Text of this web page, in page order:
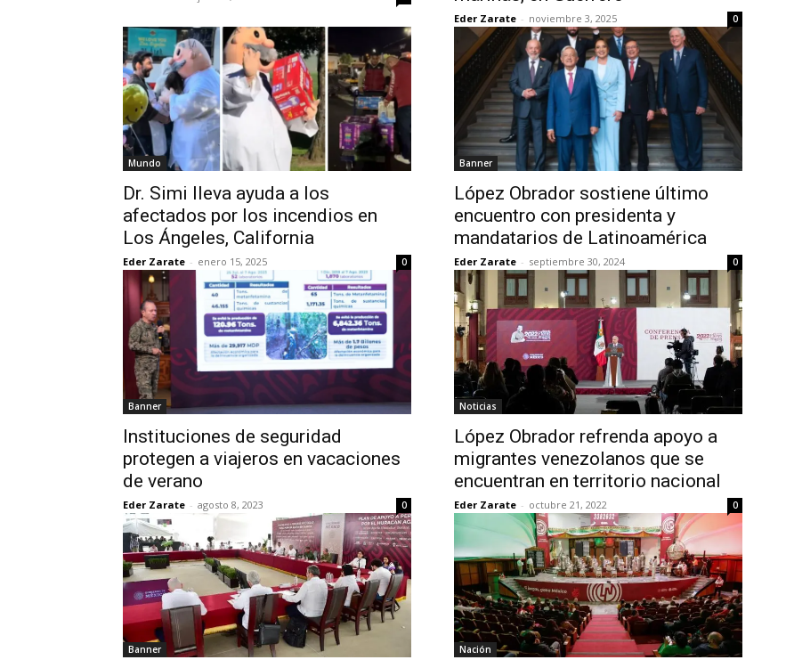
Eder Zarate - noviembre 3, 2025 0
Mundo
Dr. Simi lleva ayuda a los
afectados por los incendios en
Los Ángeles, California
Eder Zarate - enero 15, 2025 0
Banner
López Obrador sostiene último
encuentro con presidenta y
mandatarios de Latinoamérica
Eder Zarate - septiembre 30, 2024 0
Banner
Instituciones de seguridad
protegen a viajeros en vacaciones
de verano
Eder Zarate - agosto 8, 2023 0
Noticias
López Obrador refrenda apoyo a
migrantes venezolanos que se
encuentran en territorio nacional
Eder Zarate - octubre 21, 2022 0
Banner Nación